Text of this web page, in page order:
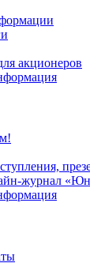
акционеров
журнал